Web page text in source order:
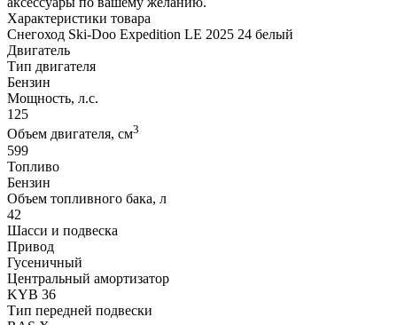
Характеристики товара
Снегоход Ski-Doo Expedition LE 2025 24 белый
Двигатель
Тип двигателя
Бензин
Мощность, л.с.
125
Объем двигателя, см3
599
Топливо
Бензин
Объем топливного бака, л
42
Шасси и подвеска
Привод
Гусеничный
Центральный амортизатор
KYB 36
Тип передней подвески